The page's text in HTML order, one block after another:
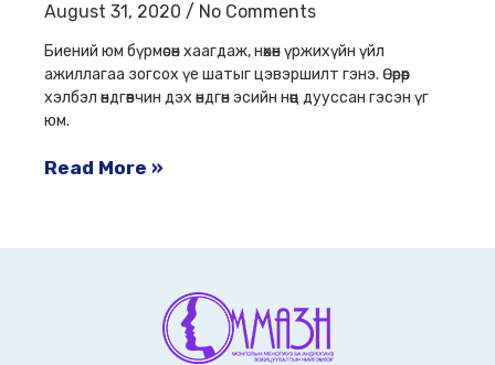
August 31, 2020 No Comments
Биений юм бүрмөсөн хаагдаж, нөхөн үржихүйн үйл
ажиллагаа зогсох үе шатыг цэвэршилт гэнэ. Өөрөөр
хэлбэл өндгөвчин дэх өндгөн эсийн нөөц дууссан гэсэн үг
юм.
Read More »